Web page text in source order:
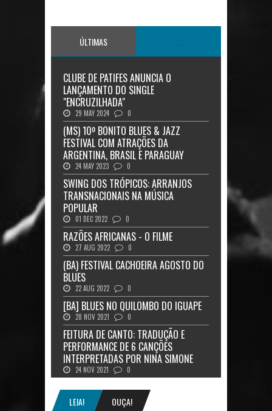
ÚLTIMAS
CLUBE DE PATIFES ANUNCIA O
LANÇAMENTO DO SINGLE
"ENCRUZILHADA"
29 MAY 2024 0
(MS) 10º BONITO BLUES & JAZZ
FESTIVAL COM ATRAÇÕES DA
ARGENTINA, BRASIL E PARAGUAY
24 MAY 2023 0
SWING DOS TRÓPICOS: ARRANJOS
TRANSNACIONAIS NA MÚSICA
POPULAR
01 DEC 2022 0
RAZÕES AFRICANAS - O FILME
27 AUG 2022 0
(BA) FESTIVAL CACHOEIRA AGOSTO DO
BLUES
22 AUG 2022 0
[BA] BLUES NO QUILOMBO DO IGUAPE
28 NOV 2021 0
FEITURA DE CANTO: TRADUÇÃO E
PERFORMANCE DE 6 CANÇÕES
INTERPRETADAS POR NINA SIMONE
24 NOV 2021 0
LEIA! OUÇA!